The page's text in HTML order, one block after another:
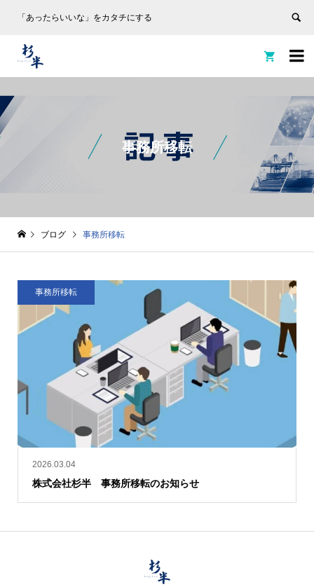
「あったらいいな」をカタチにする


事務所移転
ブログ 事務所移転
2026.03.04
株式会社杉半 事務所移転のお知らせ
事務所移転